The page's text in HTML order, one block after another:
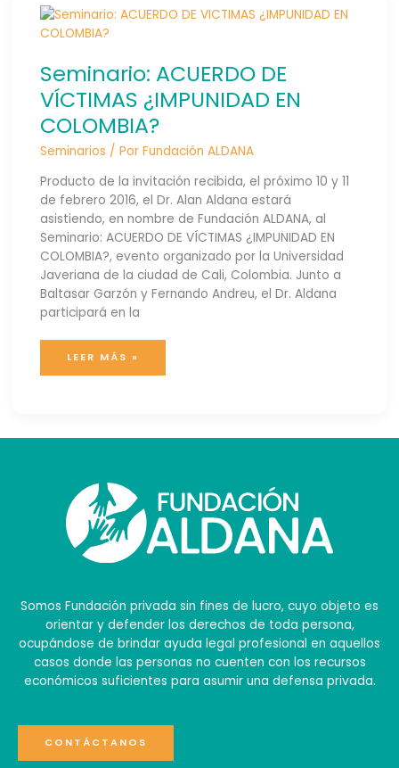
Seminario: ACUERDO DE
VÍCTIMAS ¿IMPUNIDAD EN
COLOMBIA?
Seminarios / PorFundación ALDANA
Producto de la invitación recibida, el próximo 10 y 11
de febrero 2016, el Dr. Alan Aldana estará
asistiendo, en nombre de Fundación ALDANA, al
Seminario: ACUERDO DE VÍCTIMAS ¿IMPUNIDAD EN
COLOMBIA?, evento organizado por la Universidad
Javeriana de la ciudad de Cali, Colombia. Junto a
Baltasar Garzón y Fernando Andreu, el Dr. Aldana
participará en la
SEMINARIO:
ACUERDO
DE
VÍCTIMAS
LEER MÁS »
Somos Fundación privada sin fines de lucro, cuyo objeto es
orientar y defender los derechos de toda persona,
ocupándose de brindar ayuda legal profesional en aquellos
casos donde las personas no cuenten con los recursos
económicos suficientes para asumir una defensa privada.
CONTÁCTANOS